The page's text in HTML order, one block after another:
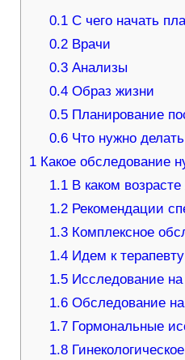
0.1 С чего начать
0.2 Врачи
0.3 Анализы
0.4 Образ жизни
0.5 Планирование
0.6 Что нужно
1Какое обследование
1.1 В каком
1.2 Рекомендации
1.3 Комплексное
1.4 Идем к терапевту
1.5 Исследование
1.6 Обследование
1.7 Гормональные
1.8